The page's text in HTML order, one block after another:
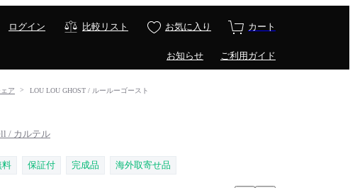
ログイン 比較リスト お気に入り カート
お知らせ ご利用ガイド
ア LOU LOU GHOST / ルールーゴースト
/ カルテル
料 保証付 完成品 海外取寄せ品